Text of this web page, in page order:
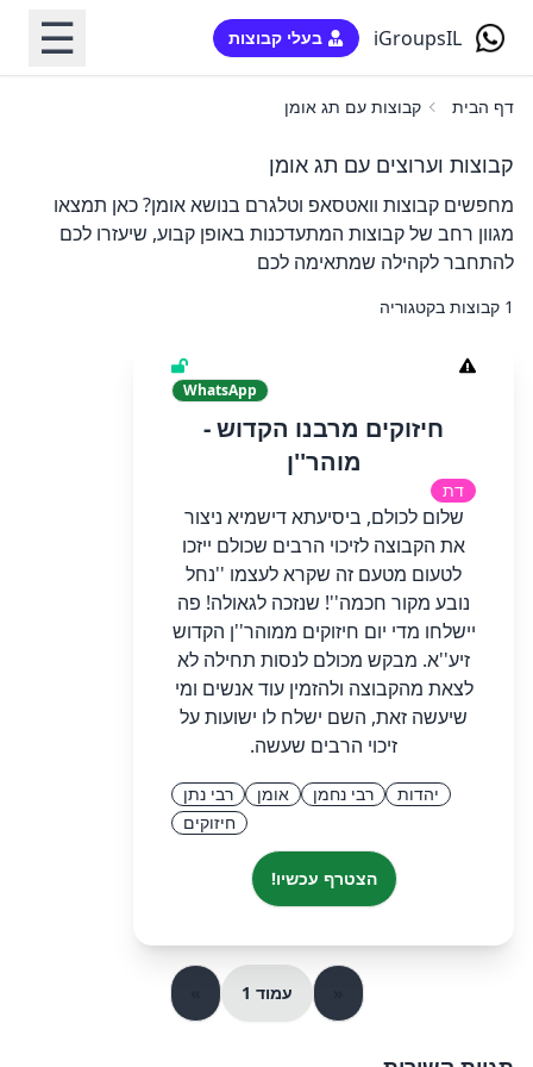
iGroupsIL בעלי קבוצות ☰
דף הבית קבוצות עם תג אומן
קבוצות וערוצים עם תג אומן
מחפשים קבוצות וואטסאפ וטלגרם בנושא אומן? כאן תמצאו
מגוון רחב של קבוצות המתעדכנות באופן קבוע, שיעזרו לכם
להתחבר לקהילה שמתאימה לכם
1 קבוצות בקטגוריה
WhatsApp
חיזוקים מרבנו הקדוש -
מוהר''ן
דת
שלום לכולם, ביסיעתא דישמיא ניצור
את הקבוצה לזיכוי הרבים שכולם ייזכו
לטעום מטעם זה שקרא לעצמו ''נחל
נובע מקור חכמה''! שנזכה לגאולה! פה
יישלחו מדי יום חיזוקים ממוהר''ן הקדוש
זיע''א. מבקש מכולם לנסות תחילה לא
לצאת מהקבוצה ולהזמין עוד אנשים ומי
שיעשה זאת, השם ישלח לו ישועות על
זיכוי הרבים שעשה.
יהדות רבי נחמן אומן
רבי נתן
חיזוקים
הצטרף עכשיו!
עמוד 1